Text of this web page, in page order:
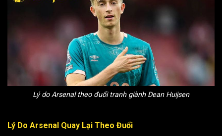
Lý do Arsenal theo đuổi tranh giành Dean Huijsen
Lý Do Arsenal Quay Lại Theo Đuổi